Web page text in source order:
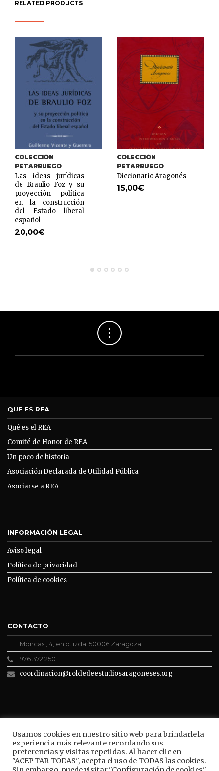
RELATED PRODUCTS
COLECCIÓN
PETARRUEGO
Las ideas jurídicas
de Braulio Foz y su
proyección política
en la construcción
del Estado liberal
español
20,00€
COLECCIÓN
PETARRUEGO
Diccionario Aragonés
15,00€
Usamos cookies en nuestro sitio web para brindarle la
experiencia más relevante recordando sus
preferencias y visitas repetidas. Al hacer clic en
"ACEPTAR TODAS", acepta el uso de TODAS las cookies.
QUE ES REA
Qué es el REA
Comité de Honor de REA
Un poco de historia
Asociación Declarada de Utilidad Pública
Asociarse a REA
INFORMACIÓN LEGAL
Aviso legal
Política de privacidad
Política de cookies
CONTACTO
Moncasi, 4, enlo. izda. 50006 Zaragoza
976 372 250
coordinacion@roldedeestudiosaragoneses.org
ROLDE CONECTA